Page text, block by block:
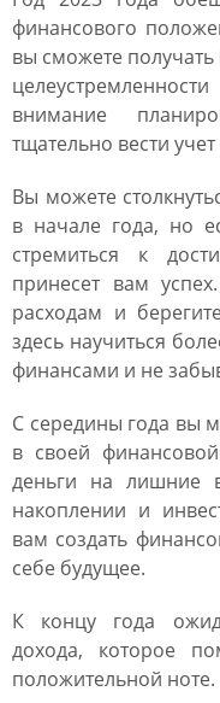
финансового
вы сможете
внимание
тщательно вести
Вы можете
в начале года, но
стремиться к
принесет вам
расходам и
здесь научиться
финансами и не
С середины года вы
в своей
деньги на лишние
накоплении и
вам создать
себе будущее.
К концу года
дохода, которое
положительной ноте.